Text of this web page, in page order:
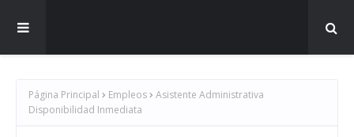
Página Principal Empleos
Asistente Administrativa
Disponibilidad Inmediata